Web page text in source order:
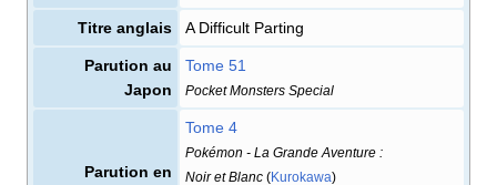
Titre anglais A Difficult Parting
Parution au
Japon
Tome 51
Pocket Monsters Special
Parution en
Tome 4
Pokémon - La Grande Aventure :
Noir et Blanc (Kurokawa)